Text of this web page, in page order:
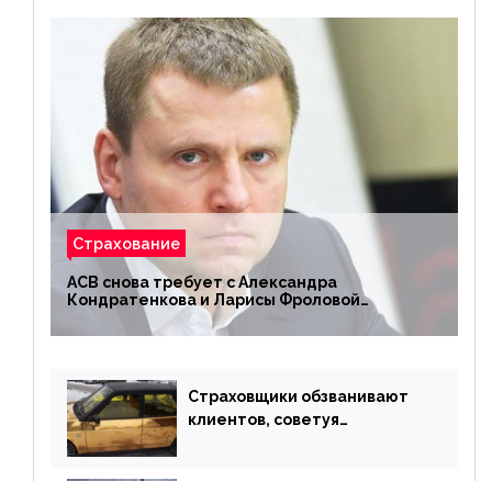
Страхование
АСВ снова требует с Александра
Кондратенкова и Ларисы Фроловой
возмещения убытков на 1,5 млрд р.
Страховщики обзванивают
клиентов, советуя